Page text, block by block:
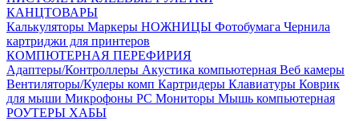
КАНЦТОВАРЫ
Калькуляторы Маркеры НОЖНИЦЫ Фотобумага Чернила
картриджи для принтеров
КОМПЮТЕРНАЯ ПЕРЕФИРИЯ
Адаптеры/Контроллеры Акустика компьютерная Веб камеры
Вентиляторы/Кулеры комп Картридеры Клавиатуры Коврик
для мыши Микрофоны PC Мониторы Мышь компьютерная
РОУТЕРЫ ХАБЫ